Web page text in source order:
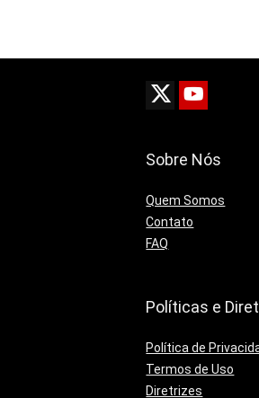
Sobre Nós
Quem Somos
Contato
FAQ
Políticas e
Política de
Termos de Uso
Diretrizes